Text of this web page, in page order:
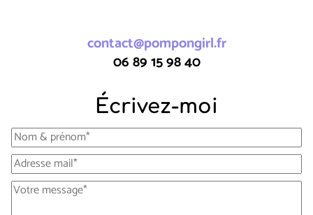
contact@pompongirl.fr
06 89 15 98 40
Écrivez-moi